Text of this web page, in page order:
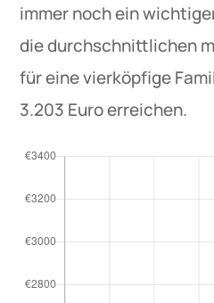
immer noch ein
die durchschnittlichen
für eine vierköpfige
3.203 Euro erreichen.